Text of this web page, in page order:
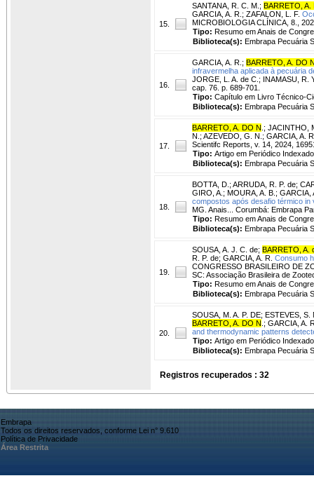
15.
SANTANA, R. C. M. ; BARRETO, A.
GARCIA, A. R. ; ZAFALON, L. F.
MICROBIOLOGIA CLÍNICA, 8.,
Tipo: Resumo em Anais de
Biblioteca(s): Embrapa Pecuária
16.
GARCIA, A. R. ; BARRETO, A. DO
infravermelha aplicada à pecuária
JORGE, L. A. de C.; INAMASU, R.
cap. 76. p. 689-701.
Tipo: Capítulo em Livro Técnico-
Biblioteca(s): Embrapa Pecuária
17.
BARRETO, A. DO N ; JACINTHO,
N. ; AZEVEDO, G. N. ; GARCIA, A.
Scientifc Reports, v. 14, 2024,
Tipo: Artigo em Periódico Indexado
Biblioteca(s): Embrapa Pecuária
18.
BOTTA, D. ; ARRUDA, R. P. de;
GIRO, A. ; MOURA, A. B. ; GARCIA,
compostos após desafio térmico in
MG. Anais... Corumbá: Embrapa
Tipo: Resumo em Anais de
Biblioteca(s): Embrapa Pecuária
19.
SOUSA, A. J. C. de; BARRETO, A.
R. P. de; GARCIA, A. R. Consumo
CONGRESSO BRASILEIRO DE
SC: Associação Brasileira de
Tipo: Resumo em Anais de
Biblioteca(s): Embrapa Pecuária
20.
SOUSA, M. A. P. DE; ESTEVES, S.
BARRETO, A. DO N ; GARCIA, A.
and thermodynamic patterns
Tipo: Artigo em Periódico Indexado
Biblioteca(s): Embrapa Pecuária
Registros recuperados : 32
Embrapa
Todos os direitos reservados, conforme Lei n° 9.610
Política de Privacidade
Área Restrita